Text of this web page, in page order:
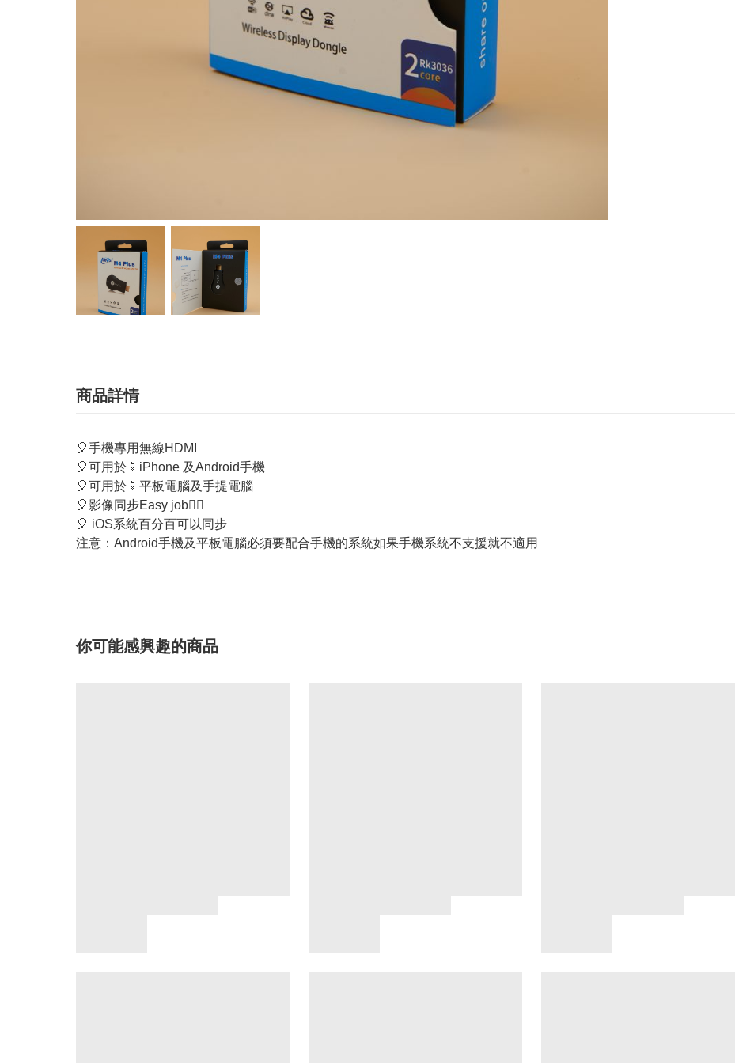
商品詳情
🎈手機專用無線HDMI
🎈可用於📱iPhone 及Android手機
🎈可用於📱平板電腦及手提電腦
🎈影像同步Easy job👍🏻
🎈 iOS系統百分百可以同步
注意：Android手機及平板電腦必須要配合手機的系統如果手機系統不支援就不適用
你可能感興趣的商品